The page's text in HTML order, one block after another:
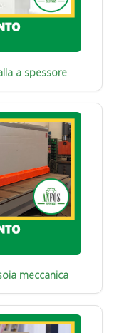
a spessore
meccanica